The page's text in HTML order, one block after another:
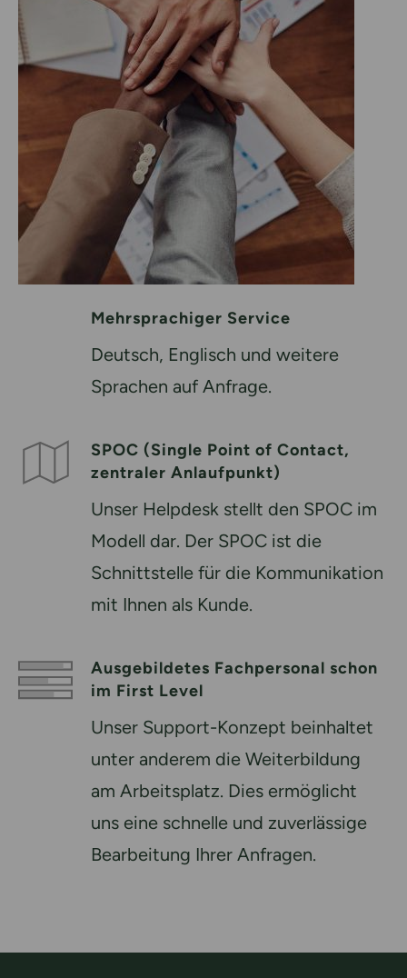
Mehrsprachiger Service
Deutsch, Englisch und weitere
Sprachen auf Anfrage.
SPOC (Single Point of Contact,
zentraler Anlaufpunkt)
Unser Helpdesk stellt den SPOC im
Modell dar. Der SPOC ist die
Schnittstelle für die Kommunikation
mit Ihnen als Kunde.
Ausgebildetes Fachpersonal schon
im First Level
Unser Support-Konzept beinhaltet
unter anderem die Weiterbildung
am Arbeitsplatz. Dies ermöglicht
uns eine schnelle und zuverlässige
Bearbeitung Ihrer Anfragen.